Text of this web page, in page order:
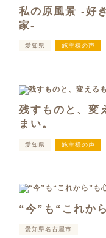
私の原風景 -好
家-
愛知県 施主様の声
残すものと、変
まい。
愛知県 施主様の声
“今”も“これか
愛知県名古屋市